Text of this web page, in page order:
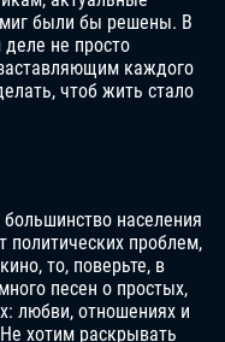
были бы решены. В
не просто
каждого
чтоб жить стало
населения
политических проблем,
то, поверьте, в
песен о простых,
любви, отношениях и
хотим раскрывать